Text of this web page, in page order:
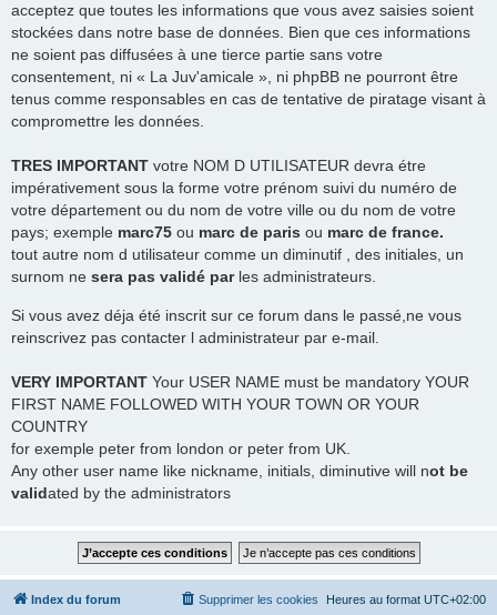
acceptez que toutes les informations que vous avez saisies soient
stockées dans notre base de données. Bien que ces informations
ne soient pas diffusées à une tierce partie sans votre
consentement, ni « La Juv'amicale », ni phpBB ne pourront être
tenus comme responsables en cas de tentative de piratage visant à
compromettre les données.
TRES IMPORTANT votre NOM D UTILISATEUR devra étre
impérativement sous la forme votre prénom suivi du numéro de
votre département ou du nom de votre ville ou du nom de votre
pays; exemple marc75 ou marc de paris ou marc de france.
tout autre nom d utilisateur comme un diminutif , des initiales, un
surnom ne sera pas validé parles administrateurs.
Si vous avez déja été inscrit sur ce forum dans le passé,ne vous
reinscrivez pas contacter l administrateur par e-mail.
VERY IMPORTANT Your USER NAME must be mandatory YOUR
FIRST NAME FOLLOWED WITH YOUR TOWN OR YOUR
COUNTRY
for exemple peter from london or peter from UK.
Any other user name like nickname, initials, diminutive will not be
validated by the administrators
Index du forum Heures au format UTC+02:00
Supprimer les cookies